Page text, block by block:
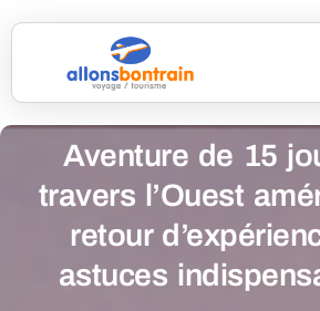
Aventure de 15
travers l’Ouest
retour
astuces